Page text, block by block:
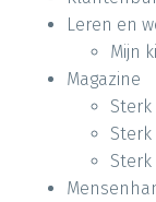
Leren en
Mijn
Magazine
Sterk
Sterk
Sterk